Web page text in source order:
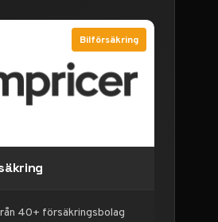
Bilförsäkring
40+ försäkringsbolag